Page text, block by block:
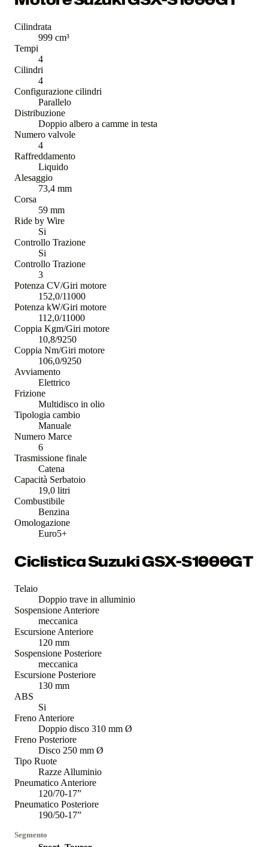
Cilindrata
999 cm³
Tempi
4
Cilindri
4
Configurazione cilindri
Parallelo
Distribuzione
Doppio albero a camme in testa
Numero valvole
4
Raffreddamento
Liquido
Alesaggio
73,4 mm
Corsa
59 mm
Ride by Wire
Si
Controllo Trazione
Si
Controllo Trazione
3
Potenza CV/Giri motore
152,0/11000
Potenza kW/Giri motore
112,0/11000
Coppia Kgm/Giri motore
10,8/9250
Coppia Nm/Giri motore
106,0/9250
Avviamento
Elettrico
Frizione
Multidisco in olio
Tipologia cambio
Manuale
Numero Marce
6
Trasmissione finale
Catena
Capacità Serbatoio
19,0 litri
Combustibile
Benzina
Omologazione
Euro5+
Ciclistica Suzuki GSX-S1000GT
Telaio
Doppio trave in alluminio
Sospensione Anteriore
meccanica
Escursione Anteriore
120 mm
Sospensione Posteriore
meccanica
Escursione Posteriore
130 mm
ABS
Si
Freno Anteriore
Doppio disco 310 mm Ø
Freno Posteriore
Disco 250 mm Ø
Tipo Ruote
Razze Alluminio
Pneumatico Anteriore
120/70-17”
Pneumatico Posteriore
190/50-17”
Segmento